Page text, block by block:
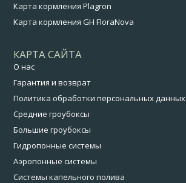
Карта кормления Plagron
Карта кормления GH FloraNova
КАРТА САЙТА
О нас
Гарантия и возврат
Политика обработки персональных данных
Средние гроубоксы
Большие гроубоксы
Гидропонные системы
Аэропонные системы
Системы капельного полива